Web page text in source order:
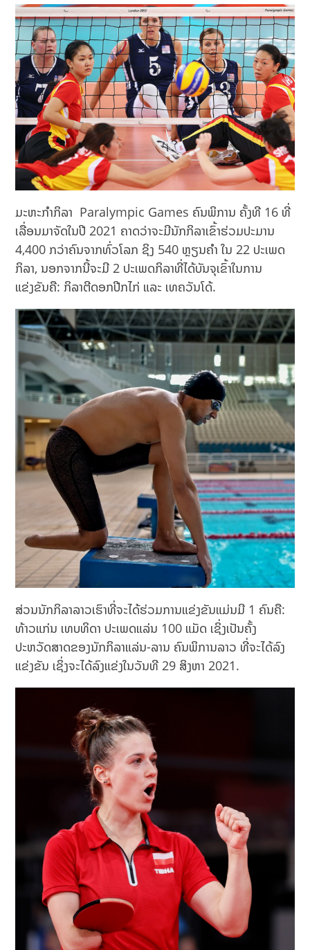
ມະຫະກຳກິລາ Paralympic Games ຄົນພິການ ຄັ້ງທີ 16 ທີ່
ເລື່ອນມາຈັດໃນປີ 2021 ຄາດວ່າຈະມີນັກກິລາເຂົ້າຮ່ວມປະມານ
4,400 ກວ່າຄົນຈາກທົ່ວໂລກ ຊິງ 540 ຫຼຽນຄຳ ໃນ 22 ປະເພດ
ກິລາ, ນອກຈາກນີ້ຈະມີ 2​ ປະເພດກິລາທີ່ໄດ້ບັນຈຸເຂົ້າໃນການ
ແຂ່ງຂັນຄື: ກິລາຕີດອກປີກໄກ່ ແລະ ເທຄວັນໂດ້.
ສ່ວນນັກກິລາລາວເຮົາທີ່ຈະໄດ້ຮ່ວມການແຂ່ງຂັນແມ່ນມີ 1 ຄົນຄື:​
ທ້າວແກ່ນ ເທບທິດາ ປະເພດແລ່ນ 100 ແມັດ ເຊິ່ງເປັນຄັ້ງ
ປະຫວັດສາດຂອງນັກກິລາແລ່ນ-ລານ ຄົນພິການລາວ ທີ່ຈະໄດ້ລົງ
ແຂ່ງຂັນ ເຊິ່ງຈະໄດ້ລົງແຂ່ງໃນວັນທີ 29 ສິງຫາ 2021.